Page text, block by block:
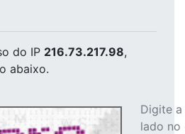
do IP 216.73.217.98,
abaixo.
Digite
lado no